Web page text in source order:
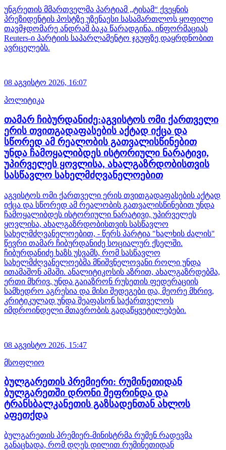
უნგრეთის მმართველმა პარტიამ „ტისამ“ ქვეყნის
პრეზიდენტის პოსტზე უზენაესი სასამართლოს ყოფილი
თავმჯდომარე ანდრაშ ბაკა წარადგინა. ინფორმაციას
Reuters-ი პარტიის საპარლამენტო ჯგუფზე დაყრდნობით
ავრცელებს.
08 აგვისტო 2026, 16:07
პოლიტიკა
თამარ ჩიბურდანიძე:აგვისტოს ომი ქართველი
ერის თვითგადაფასების აქტად იქცა და
სწორედ ამ რეალობის გათვალისწინებით
უნდა ჩამოყალიბდეს ისტორიული ნარატივი,
უპირველეს ყოვლისა, ახალგაზრდობისთვის
სასწავლო სახელმძღვანელოებით
აგვისტოს ომი ქართველი ერის თვითგადაფასების აქტად
იქცა და სწორედ ამ რეალობის გათვალისწინებით უნდა
ჩამოყალიბდეს ისტორიული ნარატივი, უპირველეს
ყოვლისა, ახალგაზრდობისთვის სასწავლო
სახელმძღვანელოებით, - წერს პარტია "ხალხის ძალის"
წევრი თამარ ჩიბურდანიძე სოციალურ ქსელში.
ჩიბურდანიძე ხაზს უსვამს, რომ სასწავლო
სახელმძღვანელოებმა მნიშვნელოვანი როლი უნდა
ითამაშონ ამაში. ანალიტიკოსის აზრით, ახალგაზრდებმა,
ერთი მხრივ, უნდა გაიაზრონ რუსეთის ფედერაციის
სამხედრო აგრესია და მისი შედეგები და, მეორე მხრივ,
კრიტიკულად უნდა შეაფასონ საქართველოს
იმდროინდელი მთავრობის გადაწყვეტილებები.
08 აგვისტო 2026, 15:47
მსოფლიო
ბულგარეთის პრემიერი: რუმინეთიდან
ბულგარეთში დრონი შეფრინდა და
ტრანსბალკანეთის გაზსადენთან ახლოს
აფეთქდა
ბულგარეთის პრემიერ-მინისტრმა რუმენ რადევმა
განაცხადა, რომ დღეს დილით რუმინეთიდან